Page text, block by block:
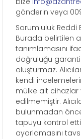
gönderin veya
Sorumluluk Reddi
Burada belirtilen
tanımlamasını
doğruluğu
oluşturmaz.
kendi
mülke ait cihazlar
edilmemiştir.
bulunmadan
tapuyu kontrol
ayarlamasını